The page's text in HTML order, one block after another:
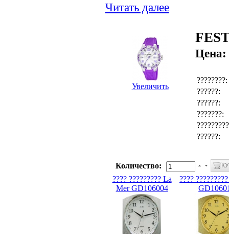
Читать далее
Увеличить
Цена:
????????:
??????:
??????:
???????:
??????:
Количество:
???? ????????? La
Mer GD106004
????